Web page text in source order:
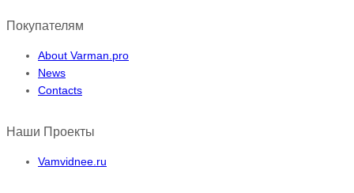
Покупателям
About Varman.pro
News
Contacts
Наши Проекты
Vamvidnee.ru